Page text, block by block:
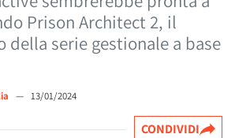
Prison Architect 2, il
della serie gestionale a base
— 13/01/2024
CONDIVIDI